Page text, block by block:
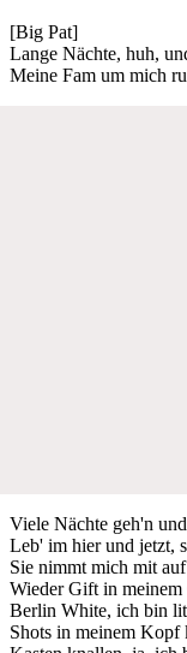
[Big Pat]
Lange Nächte, huh,
Meine Fam um mich
Viele Nächte geh'n
Leb' im hier und jetzt,
Sie nimmt mich mit
Wieder Gift in
Berlin White, ich bin
Shots in meinem